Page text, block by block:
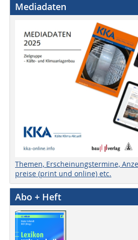
Mediadaten
Themen, Erscheinungstermine,
preise (print und online) etc.
Abo + Heft